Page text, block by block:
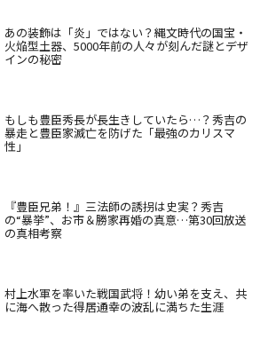
あの装飾は「炎」ではない？縄文時代の国宝・
火焔型土器、5000年前の人々が刻んだ謎とデザ
インの秘密
もしも豊臣秀長が長生きしていたら…？秀吉の
暴走と豊臣家滅亡を防げた「最強のカリスマ
性」
『豊臣兄弟！』三法師の誘拐は史実？秀吉
の“暴挙”、お市＆勝家再婚の真意…第30回放送
の真相考察
村上水軍を率いた戦国武将！幼い弟を支え、共
に海へ散った得居通幸の波乱に満ちた生涯